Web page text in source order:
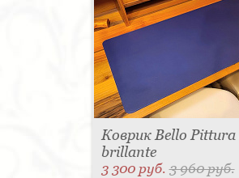
Коврик Bello Pittura
brillante
3 300 руб.3 960 руб.